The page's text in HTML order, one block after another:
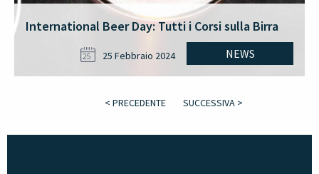
International Beer Day: Tutti i Corsi sulla Birra
NEWS
25 25 Febbraio 2024
< PRECEDENTE SUCCESSIVA >